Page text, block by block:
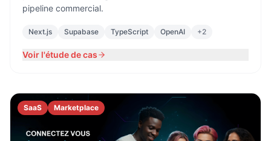
pipeline commercial.
Next.js Supabase TypeScript OpenAI +2
Voir l'étude de cas
SaaS Marketplace